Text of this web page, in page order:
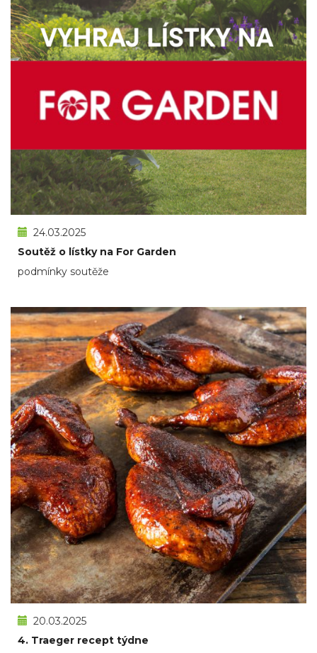
24.03.2025
Soutěž o lístky na For Garden
podmínky soutěže
20.03.2025
4. Traeger recept týdne